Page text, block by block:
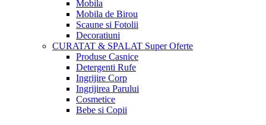
Mobila
Mobila de Birou
Scaune si Fotolii
Decoratiuni
CURATAT & SPALAT Super Oferte
Produse Casnice
Detergenti Rufe
Ingrijire Corp
Ingrijirea Parului
Cosmetice
Bebe si Copii